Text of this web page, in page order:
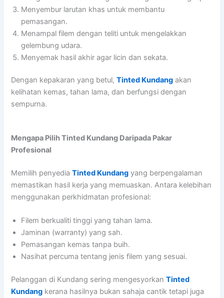
Menyembur larutan khas untuk membantu
pemasangan.
Menampal filem dengan teliti untuk mengelakkan
gelembung udara.
Menyemak hasil akhir agar licin dan sekata.
Dengan kepakaran yang betul,Tinted Kundang akan
kelihatan kemas, tahan lama, dan berfungsi dengan
sempurna.
Mengapa Pilih Tinted Kundang Daripada Pakar
Profesional
Memilih penyediaTinted Kundang yang berpengalaman
memastikan hasil kerja yang memuaskan. Antara kelebihan
menggunakan perkhidmatan profesional:
Filem berkualiti tinggi yang tahan lama.
Jaminan (warranty) yang sah.
Pemasangan kemas tanpa buih.
Nasihat percuma tentang jenis filem yang sesuai.
Pelanggan di Kundang sering mengesyorkanTinted
Kundang kerana hasilnya bukan sahaja cantik tetapi juga